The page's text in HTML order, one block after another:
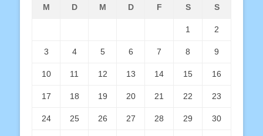
M D M D F S S
1 2
3 4 5 6 7 8 9
10 11 12 13 14 15 16
17 18 19 20 21 22 23
24 25 26 27 28 29 30